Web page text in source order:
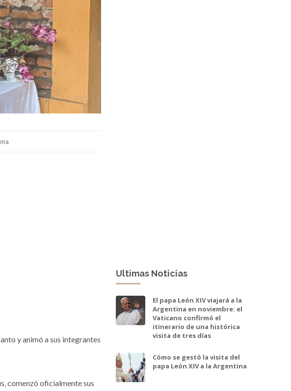
y animó a sus integrantes
comenzó oficialmente sus
Ultimas Noticias
El papa León XIV viajará a la
Argentina en noviembre: el
Vaticano confirmó el
itinerario de una histórica
visita de tres días
Cómo se gestó la visita del
papa León XIV a la Argentina